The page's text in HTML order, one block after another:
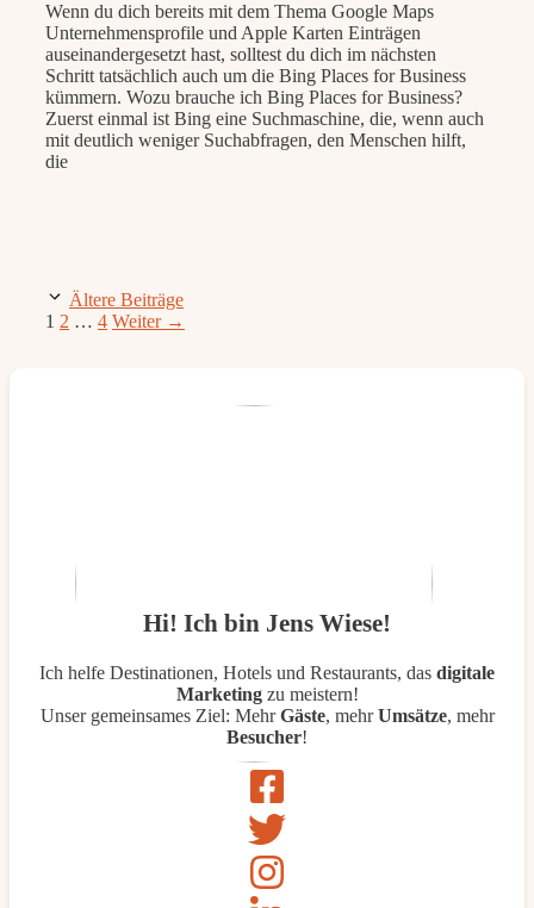
Wenn du dich bereits mit dem Thema Google Maps
Unternehmensprofile und Apple Karten Einträgen
auseinandergesetzt hast, solltest du dich im nächsten
Schritt tatsächlich auch um die Bing Places for Business
kümmern. Wozu brauche ich Bing Places for Business?
Zuerst einmal ist Bing eine Suchmaschine, die, wenn auch
mit deutlich weniger Suchabfragen, den Menschen hilft,
die
Ältere Beiträge
Seite
1 Seite
2 … Seite
4 Weiter →
Hi! Ich bin Jens Wiese!
Ich helfe Destinationen, Hotels und Restaurants, das digitale
Marketingzu meistern!
Unser gemeinsames Ziel: MehrGäste, mehrUmsätze, mehr
Besucher!